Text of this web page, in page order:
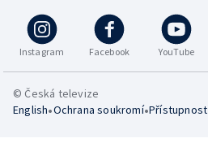
Instagram Facebook YouTube
© Česká televize
English•Ochrana soukromí•Přístupnost